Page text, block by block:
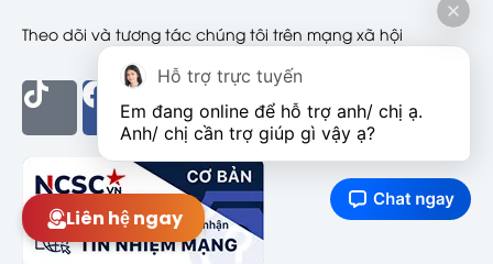
Theo dõi và tương tác chúng tôi trên mạng xã hội
Liên hệ ngay
Hỗ trợ trực tuyến
Em đang online để hỗ trợ anh/ chị ạ.
Anh/ chị cần trợ giúp gì vậy ạ?